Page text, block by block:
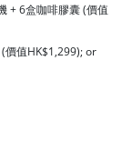
+ 6盒咖啡膠囊 (價值
價值HK$1,299); or